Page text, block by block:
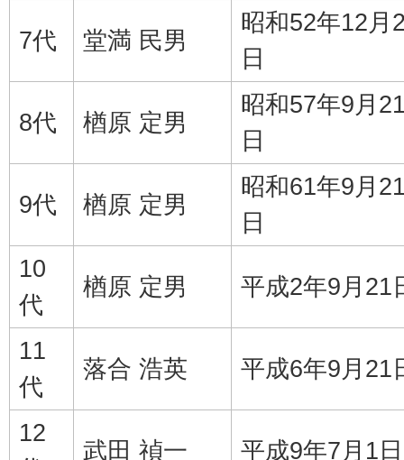
7代 堂満 民男
昭和52年12月
日
8代 楢原 定男
昭和57年9月
日
9代 楢原 定男
昭和61年9月
日
10
代
楢原 定男 平成2年9月21
11
代
落合 浩英 平成6年9月21
12
武田 禎一 平成9年7月1日